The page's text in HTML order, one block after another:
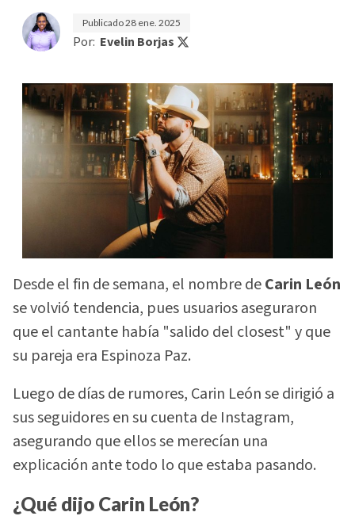
Publicado28 ene. 2025
Por: Evelin Borjas
Desde el fin de semana, el nombre deCarin León
se volvió tendencia, pues usuarios aseguraron
que el cantante había "salido del closest" y que
su pareja era Espinoza Paz.
Luego de días de rumores, Carin León se dirigió a
sus seguidores en su cuenta de Instagram,
asegurando que ellos se merecían una
explicación ante todo lo que estaba pasando.
¿Qué dijo Carin León?